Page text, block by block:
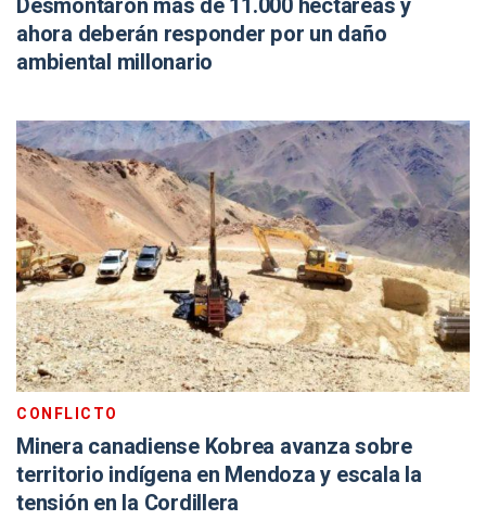
ahora deberán responder por un daño
ambiental millonario
CONFLICTO
Minera canadiense Kobrea avanza sobre
territorio indígena en Mendoza y escala la
tensión en la Cordillera